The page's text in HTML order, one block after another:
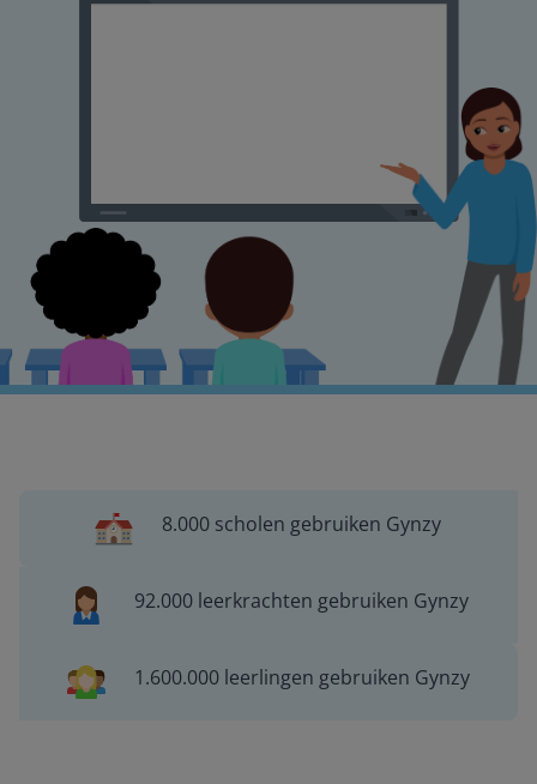
8.000 scholen gebruiken Gynzy
92.000 leerkrachten gebruiken Gynzy
1.600.000 leerlingen gebruiken Gynzy